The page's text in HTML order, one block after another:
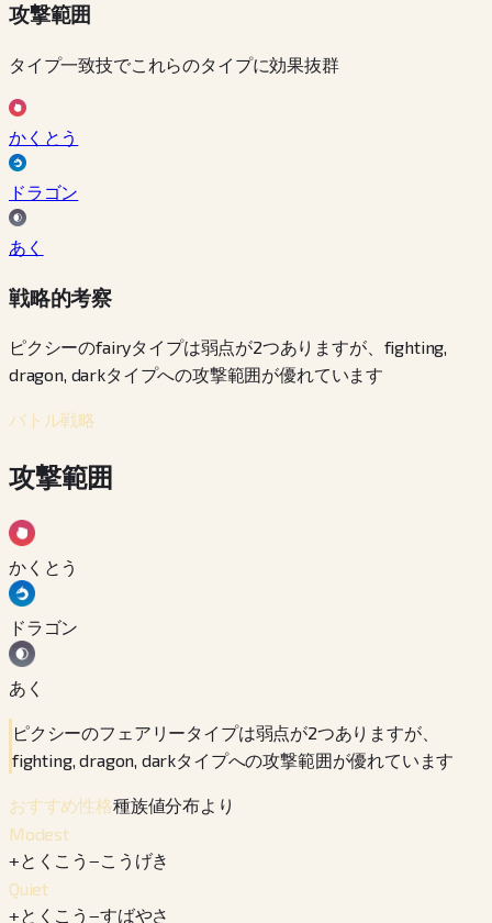
攻撃範囲
タイプ一致技でこれらのタイプに効果抜群
かくとう
ドラゴン
あく
戦略的考察
ピクシーのfairyタイプは弱点が2つありますが、fighting,
dragon, darkタイプへの攻撃範囲が優れています
バトル戦略
攻撃範囲
かくとう
ドラゴン
あく
ピクシーのフェアリータイプは弱点が2つありますが、
fighting, dragon, darkタイプへの攻撃範囲が優れています
おすすめ性格種族値分布より
Modest
+とくこう−こうげき
Quiet
+とくこう−すばやさ